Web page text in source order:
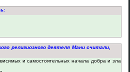
религиозного деятеля Мани считали,
и самостоятельных начала добра и зла